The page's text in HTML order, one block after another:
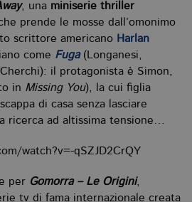
, una miniserie thriller
prende le mosse dall’omonimo
scrittore americano Harlan
come Fuga(Longanesi,
il protagonista è Simon,
in Missing You), la cui figlia
di casa senza lasciare
ricerca ad altissima tensione…
watch?v=-qSZJD2CrQY
per Gomorra – Le Origini,
tv di fama internazionale creata